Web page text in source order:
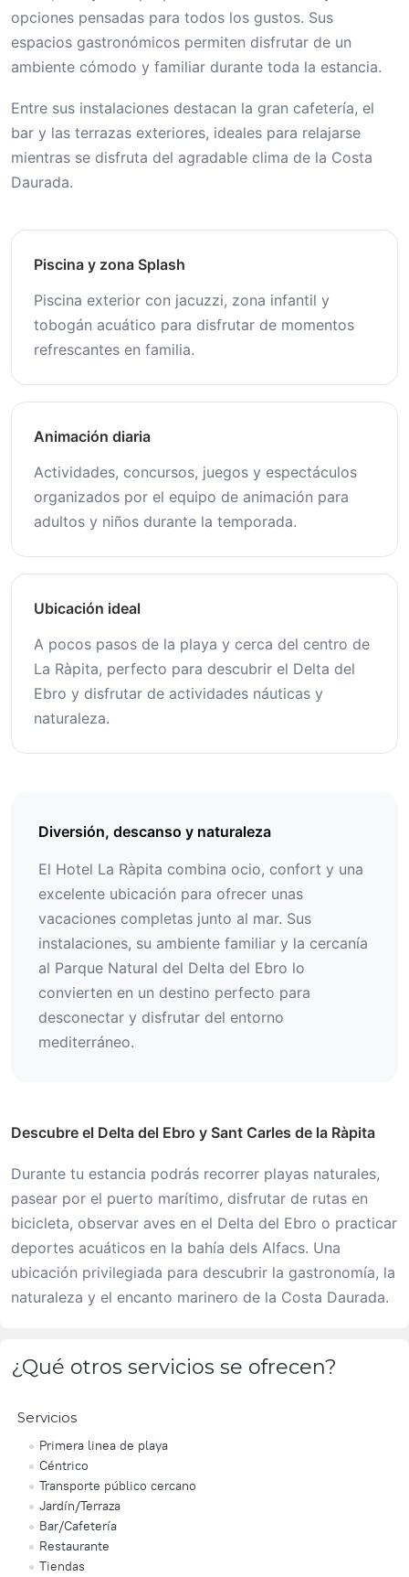
opciones pensadas para todos los gustos. Sus
espacios gastronómicos permiten disfrutar de un
ambiente cómodo y familiar durante toda la estancia.
Entre sus instalaciones destacan la gran cafetería, el
bar y las terrazas exteriores, ideales para relajarse
mientras se disfruta del agradable clima de la Costa
Daurada.
Piscina y zona Splash
Piscina exterior con jacuzzi, zona infantil y
tobogán acuático para disfrutar de momentos
refrescantes en familia.
Animación diaria
Actividades, concursos, juegos y espectáculos
organizados por el equipo de animación para
adultos y niños durante la temporada.
Ubicación ideal
A pocos pasos de la playa y cerca del centro de
La Ràpita, perfecto para descubrir el Delta del
Ebro y disfrutar de actividades náuticas y
naturaleza.
Diversión, descanso y naturaleza
El Hotel La Ràpita combina ocio, confort y una
excelente ubicación para ofrecer unas
vacaciones completas junto al mar. Sus
instalaciones, su ambiente familiar y la cercanía
al Parque Natural del Delta del Ebro lo
convierten en un destino perfecto para
desconectar y disfrutar del entorno
mediterráneo.
Descubre el Delta del Ebro y Sant Carles de la Ràpita
Durante tu estancia podrás recorrer playas naturales,
pasear por el puerto marítimo, disfrutar de rutas en
bicicleta, observar aves en el Delta del Ebro o practicar
deportes acuáticos en la bahía dels Alfacs. Una
ubicación privilegiada para descubrir la gastronomía, la
naturaleza y el encanto marinero de la Costa Daurada.
¿Qué otros servicios se ofrecen?
Servicios
Primera linea de playa
Céntrico
Transporte público cercano
Jardín/Terraza
Bar/Cafetería
Restaurante
Tiendas